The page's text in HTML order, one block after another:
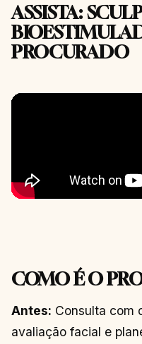
ASSISTA:
PROCURADO
COMO É O
Antes: Consulta com
avaliação facial e